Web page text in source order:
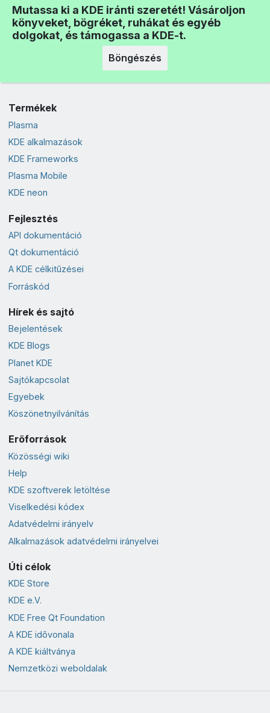
Mutassa ki a KDE iránti szeretét! Vásároljon
könyveket, bögréket, ruhákat és egyéb
dolgokat, és támogassa a KDE-t.
Böngészés
Termékek
Plasma
KDE alkalmazások
KDE Frameworks
Plasma Mobile
KDE neon
Fejlesztés
API dokumentáció
Qt dokumentáció
A KDE célkitűzései
Forráskód
Hírek és sajtó
Bejelentések
KDE Blogs
Planet KDE
Sajtókapcsolat
Egyebek
Köszönetnyilvánítás
Erőforrások
Közösségi wiki
Help
KDE szoftverek letöltése
Viselkedési kódex
Adatvédelmi irányelv
Alkalmazások adatvédelmi irányelvei
Úti célok
KDE Store
KDE e.V.
KDE Free Qt Foundation
A KDE idővonala
A KDE kiáltványa
Nemzetközi weboldalak